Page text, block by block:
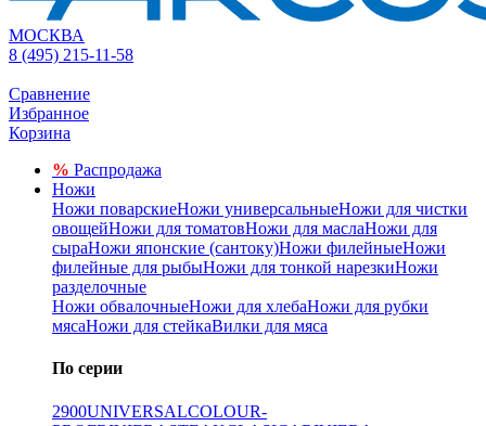
МОСКВА
8 (495) 215-11-58
Сравнение
Избранное
Корзина
% Распродажа
Ножи
Ножи поварскиеНожи универсальныеНожи для чистки
овощейНожи для томатовНожи для маслаНожи для
сыраНожи японские (сантоку)Ножи филейныеНожи
филейные для рыбыНожи для тонкой нарезкиНожи
разделочные
Ножи обвалочныеНожи для хлебаНожи для рубки
мясаНожи для стейкаВилки для мяса
По серии
2900UNIVERSALCOLOUR-